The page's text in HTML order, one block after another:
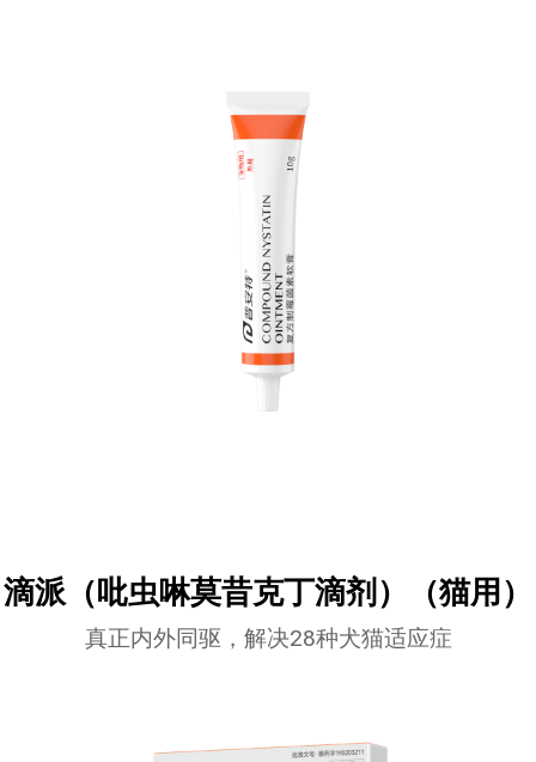
滴派（吡虫啉莫昔克丁滴剂）（猫用）
真正内外同驱，解决28种犬猫适应症